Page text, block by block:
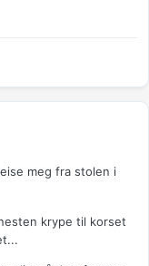
meg fra stolen i
krype til korset